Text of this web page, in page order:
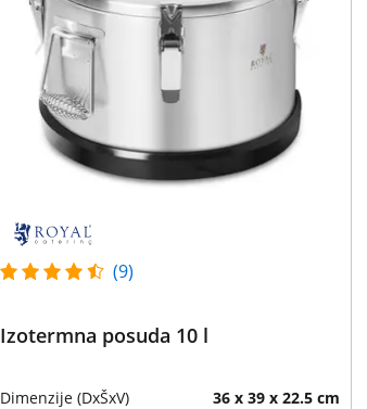
(9)
Izotermna posuda 10 l
Dimenzije (DxŠxV) 36 x 39 x 22.5 cm